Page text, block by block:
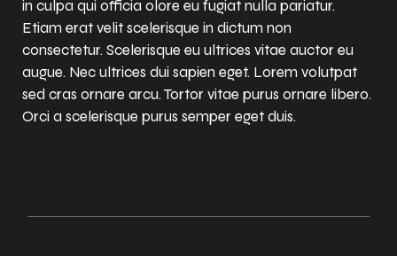
in culpa qui officia olore eu fugiat nulla pariatur.
Etiam erat velit scelerisque in dictum non
consectetur. Scelerisque eu ultrices vitae auctor eu
augue. Nec ultrices dui sapien eget. Lorem volutpat
sed cras ornare arcu. Tortor vitae purus ornare libero.
Orci a scelerisque purus semper eget duis.